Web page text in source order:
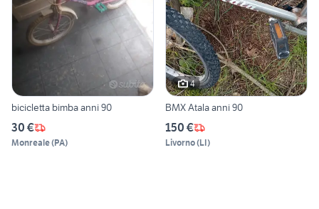
bicicletta bimba anni 90
30 €
Monreale(PA)
4
BMX Atala anni 90
150 €
Livorno(LI)